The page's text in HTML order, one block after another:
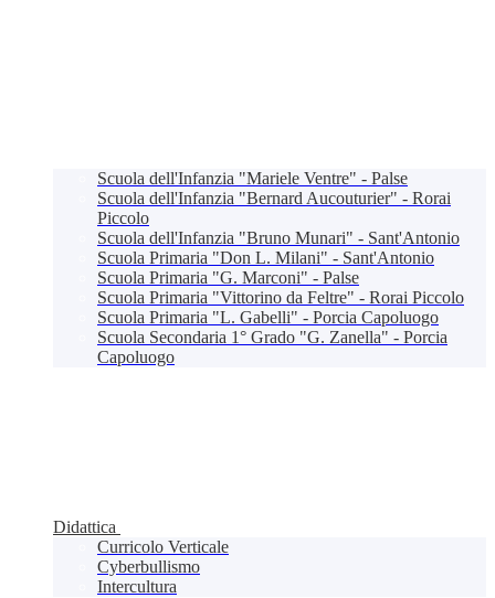
Scuola dell'Infanzia "Mariele Ventre" - Palse
Scuola dell'Infanzia "Bernard Aucouturier" - Rorai
Piccolo
Scuola dell'Infanzia "Bruno Munari" - Sant'Antonio
Scuola Primaria "Don L. Milani" - Sant'Antonio
Scuola Primaria "G. Marconi" - Palse
Scuola Primaria "Vittorino da Feltre" - Rorai Piccolo
Scuola Primaria "L. Gabelli" - Porcia Capoluogo
Scuola Secondaria 1° Grado "G. Zanella" - Porcia
Capoluogo
Didattica
Curricolo Verticale
Cyberbullismo
Intercultura